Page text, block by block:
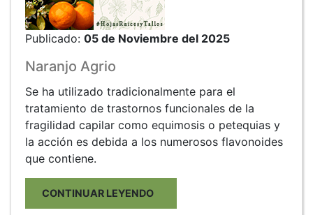
Publicado: 05 de Noviembre del 2025
Naranjo Agrio
Se ha utilizado tradicionalmente para el
tratamiento de trastornos funcionales de la
fragilidad capilar como equimosis o petequias y
la acción es debida a los numerosos flavonoides
que contiene.
CONTINUAR LEYENDO